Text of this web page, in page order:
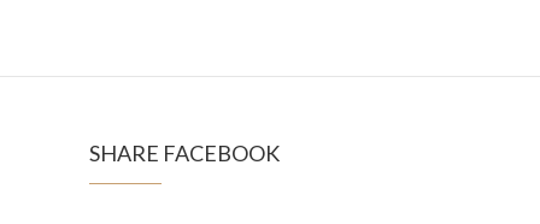
SHARE FACEBOOK